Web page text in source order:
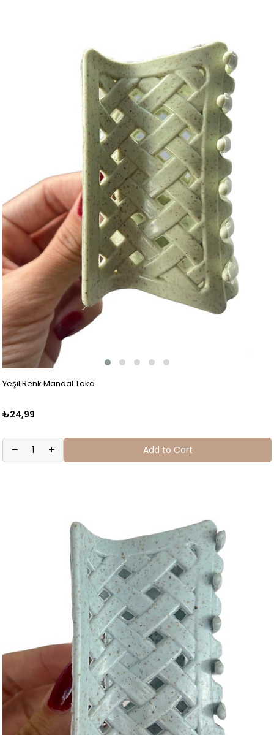
Yeşil Renk Mandal Toka
₺24,99
Add to Cart